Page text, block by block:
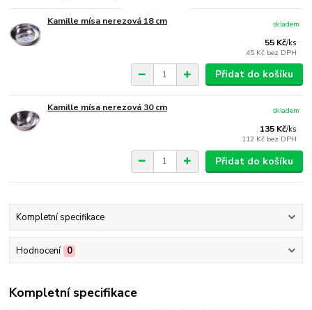
Kamille mísa nerezová 18 cm
55 Kč/ks
45 Kč bez DPH
skladem
Přidat do košíku
Kamille mísa nerezová 30 cm
135 Kč/ks
112 Kč bez DPH
skladem
Přidat do košíku
Kompletní specifikace
Hodnocení 0
Kompletní specifikace